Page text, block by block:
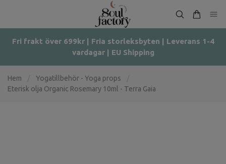
Fri frakt över 699kr | Fria storleksbyten | Leverans 1-4
vardagar | EU Shipping
Hem Yogatillbehör - Yoga props
Eterisk olja Organic Rosemary 10ml - Terra Gaia